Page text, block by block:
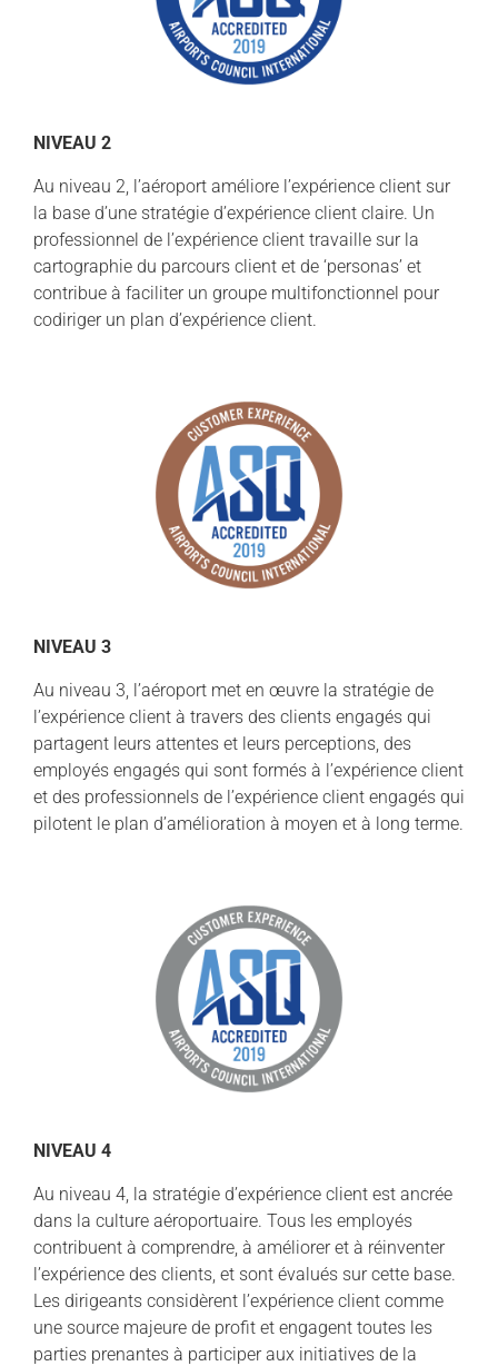
NIVEAU 2
Au niveau 2, l’aéroport améliore l’expérience client sur
la base d’une stratégie d’expérience client claire. Un
professionnel de l’expérience client travaille sur la
cartographie du parcours client et de ‘personas’ et
contribue à faciliter un groupe multifonctionnel pour
codiriger un plan d’expérience client.
NIVEAU 3
Au niveau 3, l’aéroport met en œuvre la stratégie de
l’expérience client à travers des clients engagés qui
partagent leurs attentes et leurs perceptions, des
employés engagés qui sont formés à l’expérience client
et des professionnels de l’expérience client engagés qui
pilotent le plan d’amélioration à moyen et à long terme.
NIVEAU 4
Au niveau 4, la stratégie d’expérience client est ancrée
dans la culture aéroportuaire. Tous les employés
contribuent à comprendre, à améliorer et à réinventer
l’expérience des clients, et sont évalués sur cette base.
Les dirigeants considèrent l’expérience client comme
une source majeure de profit et engagent toutes les
parties prenantes à participer aux initiatives de la